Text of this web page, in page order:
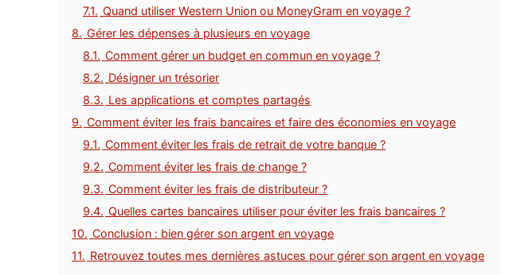
7.1. Quand utiliser Western Union ou MoneyGram en voyage ?
8. Gérer les dépenses à plusieurs en voyage
8.1. Comment gérer un budget en commun en voyage ?
8.2. Désigner un trésorier
8.3. Les applications et comptes partagés
9. Comment éviter les frais bancaires et faire des économies en voyage
9.1. Comment éviter les frais de retrait de votre banque ?
9.2. Comment éviter les frais de change ?
9.3. Comment éviter les frais de distributeur ?
9.4. Quelles cartes bancaires utiliser pour éviter les frais bancaires ?
10. Conclusion : bien gérer son argent en voyage
11. Retrouvez toutes mes dernières astuces pour gérer son argent en voyage